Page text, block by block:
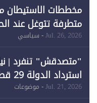
مخططات الاستيطان
متطرفة تتوغل عند
خرق الحدود
Jul. 26, 2026- سياسي
"متصدقش" تنفرد |
وقبول طعن الحكومة
Jul. 21, 2026- موضوعات